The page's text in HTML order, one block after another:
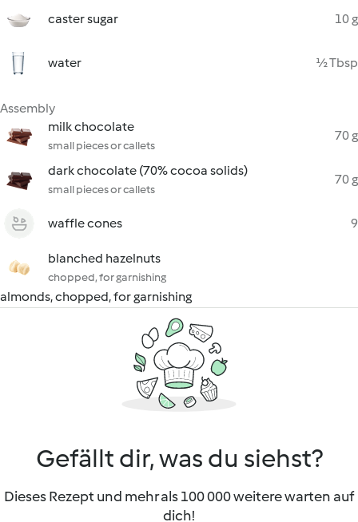
caster sugar
10 g
water ½ Tbsp
Assembly
milk chocolate
small pieces or callets
70 g
dark chocolate (70% cocoa solids)
small pieces or callets
70 g
waffle cones 9
blanched hazelnuts
chopped, for garnishing
almonds, chopped, for garnishing
Gefällt dir, was du siehst?
Dieses Rezept und mehr als 100 000 weitere warten auf
dich!